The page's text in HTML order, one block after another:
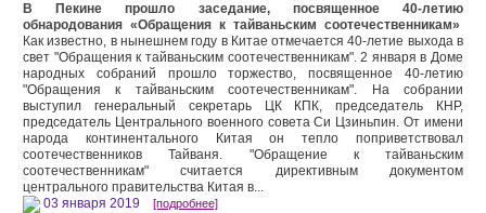
В Пекине прошло заседание, посвященное 40-летию
обнародования «Обращения к тайваньским соотечественникам»
Как известно, в нынешнем году в Китае отмечается 40-летие выхода в
свет "Обращения к тайваньским соотечественникам". 2 января в Доме
народных собраний прошло торжество, посвященное 40-летию
"Обращения к тайваньским соотечественникам". На собрании
выступил генеральный секретарь ЦК КПК, председатель КНР,
председатель Центрального военного совета Си Цзиньпин. От имени
народа континентального Китая он тепло поприветствовал
соотечественников Тайваня. "Обращение к тайваньским
соотечественникам" считается директивным документом
центрального правительства Китая в...
03 января 2019 [подробнее]